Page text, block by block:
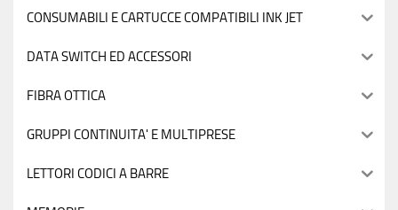
CONSUMABILI E CARTUCCE COMPATIBILI INK JET
DATA SWITCH ED ACCESSORI
FIBRA OTTICA
GRUPPI CONTINUITA' E MULTIPRESE
LETTORI CODICI A BARRE